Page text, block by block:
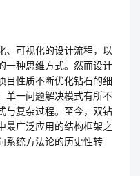
、可视化的设计流程，以
一种思维方式。然而设计
目性质不断优化钻石的细
单一问题解决模式有所不
与复杂过程。至今，双钻
最广泛应用的结构框架之
系统方法论的历史性转